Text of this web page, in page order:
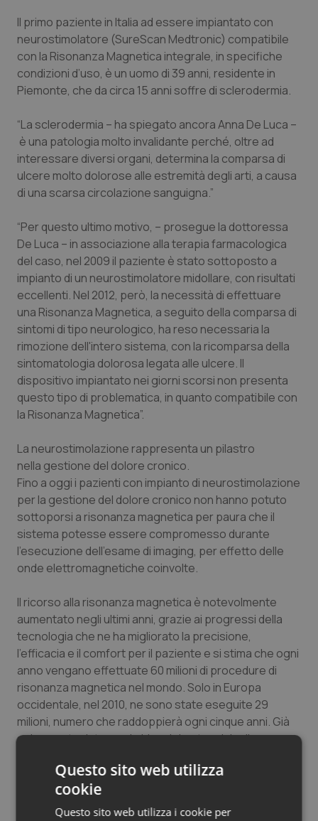
Sardegna
Sicilia
Umbria
Valle D’Aosta
Veneto
Malattia di Crohn & Rettocolite Ulcerosa
Neuroscienze & patologie neurodegenerative
Oftalmologia
Oncodermatologia
Oncoematologia
Oncologia & Nutrizione
Psoriasi & pelle
Quotidiano Cardiologia
Quotidiano Chirurgia
Quotidiano Oncologia
Quotidiano Pediatria
Rene & patologie urogenitali
Salute orale & impianti
Sangue & coagulazione
Tumore al seno
Tumore ovarico
Tumori del Polmone & Testa Collo
Tumori gastrointestinali
Ulcera & Reflusso
Vaccini
Il primo paziente in Italia ad essere impiantato con
neurostimolatore (SureScan Medtronic) compatibile
con la Risonanza Magnetica integrale, in specifiche
condizioni d’uso, è un uomo di 39 anni, residente in
Piemonte, che da circa 15 anni soffre di sclerodermia.
“La sclerodermia – ha spiegato ancora Anna De Luca –
è una patologia molto invalidante perché, oltre ad
interessare diversi organi, determina la comparsa di
ulcere molto dolorose alle estremità degli arti, a causa
di una scarsa circolazione sanguigna.”
“Per questo ultimo motivo, – prosegue la dottoressa
De Luca – in associazione alla terapia farmacologica
del caso, nel 2009 il paziente è stato sottoposto a
impianto di un neurostimolatore midollare, con risultati
eccellenti. Nel 2012, però, la necessità di effettuare
una Risonanza Magnetica, a seguito della comparsa di
sintomi di tipo neurologico, ha reso necessaria la
rimozione dell'intero sistema, con la ricomparsa della
sintomatologia dolorosa legata alle ulcere. Il
dispositivo impiantato nei giorni scorsi non presenta
questo tipo di problematica, in quanto compatibile con
la Risonanza Magnetica”.
La neurostimolazione rappresenta un pilastro
nella gestione del dolore cronico.
Fino a oggi i pazienti con impianto di neurostimolazione
per la gestione del dolore cronico non hanno potuto
sottoporsi a risonanza magnetica per paura che il
sistema potesse essere compromesso durante
l’esecuzione dell’esame di imaging, per effetto delle
onde elettromagnetiche coinvolte.
Il ricorso alla risonanza magnetica è notevolmente
aumentato negli ultimi anni, grazie ai progressi della
tecnologia che ne ha migliorato la precisione,
l’efficacia e il comfort per il paziente e si stima che ogni
anno vengano effettuate 60 milioni di procedure di
risonanza magnetica nel mondo. Solo in Europa
occidentale, nel 2010, ne sono state eseguite 29
milioni, numero che raddoppierà ogni cinque anni. Già
solo questo dato rende idea del potenziale di
Oggi la neurostimolazione midollare viene
raccomandata nei pazienti con dolore cronico
Questo sito web utilizza
cookie
Questo sito web utilizza i cookie per